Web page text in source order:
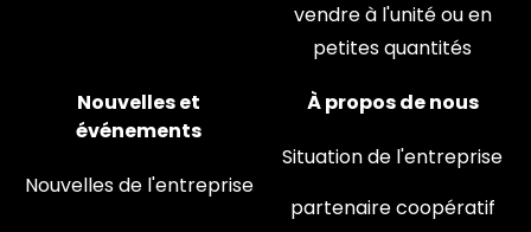
vendre à l'unité ou en
petites quantités
Nouvelles et
événements
Nouvelles de l'entreprise
À propos de nous
Situation de l'entreprise
partenaire coopératif